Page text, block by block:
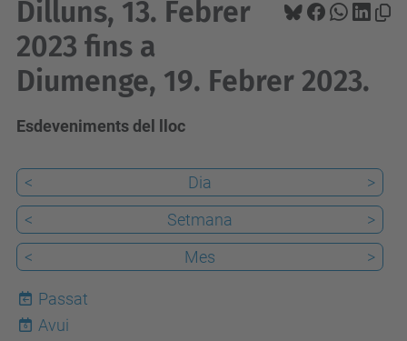
Dilluns, 13. Febrer
2023 fins a
Diumenge, 19. Febrer 2023.
Esdeveniments del lloc
< Dia
>
<
Setmana
>
<
Mes >
Passat
6
Avui